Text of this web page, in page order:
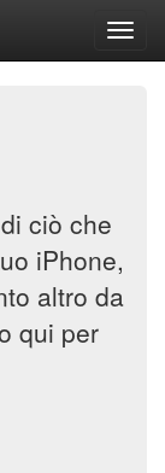
ciò che
iPhone,
altro da
qui per